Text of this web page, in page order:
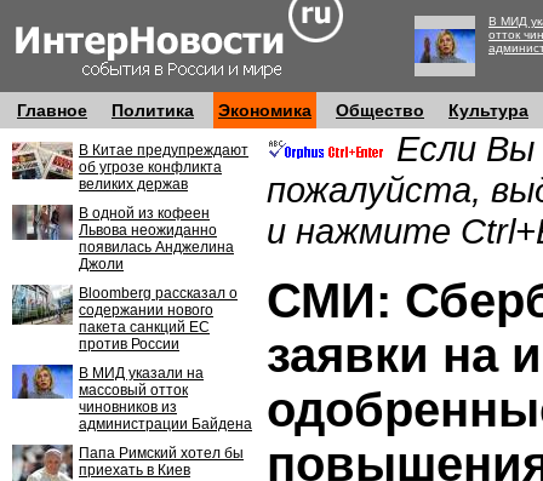
В МИД
отток
Главное Политика Экономика Общество Культура
В Китае предупреждают
об угрозе конфликта
великих держав
В одной из кофеен
Львова неожиданно
появилась Анджелина
Джоли
Bloomberg рассказал о
содержании нового
пакета санкций ЕС
против России
В МИД указали на
массовый отток
чиновников из
администрации Байдена
Папа Римский хотел бы
приехать в Киев
Если Вы
пожалуйста,
и нажмите
СМИ:
заявки на